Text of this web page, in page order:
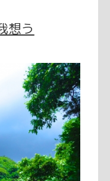
想う